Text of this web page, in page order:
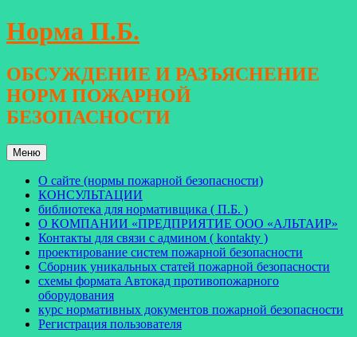
Перейти
к
Норма П.Б.
ОБСУЖДЕНИЕ И РАЗЪЯСНЕНИЕ
НОРМ ПОЖАРНОЙ
БЕЗОПАСНОСТИ
Меню
О сайте (нормы пожарной безопасности)
КОНСУЛЬТАЦИИ
библиотека для нормативщика ( П.Б. )
О КОМПАНИИ «ПРЕДПРИЯТИЕ ООО «АЛЬТАИР»
Контакты для связи с админом ( kontakty )
проектирование систем пожарной безопасности
Сборник уникальных статей пожарной безопасности
схемы формата Автокад противопожарного
оборудования
курс нормативных документов пожарной безопасности
Регистрация пользователя